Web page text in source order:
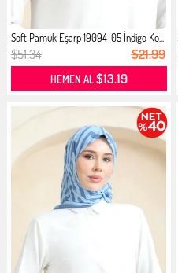
Soft Pamuk Eşarp 19094-05 İndigo Ko...
$51.34 $21.99
HEMEN AL$13.19